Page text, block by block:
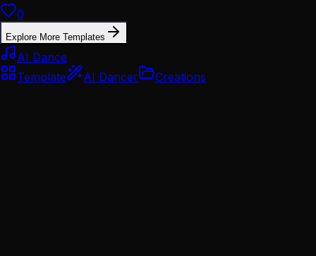
0
Explore More Templates
AI Dance
Template
AI Dancer Creations